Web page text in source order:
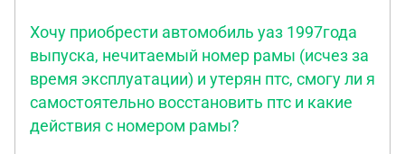
Хочу приобрести автомобиль уаз 1997года
выпуска, нечитаемый номер рамы (исчез за
время эксплуатации) и утерян птс, смогу ли я
самостоятельно восстановить птс и какие
действия с номером рамы?